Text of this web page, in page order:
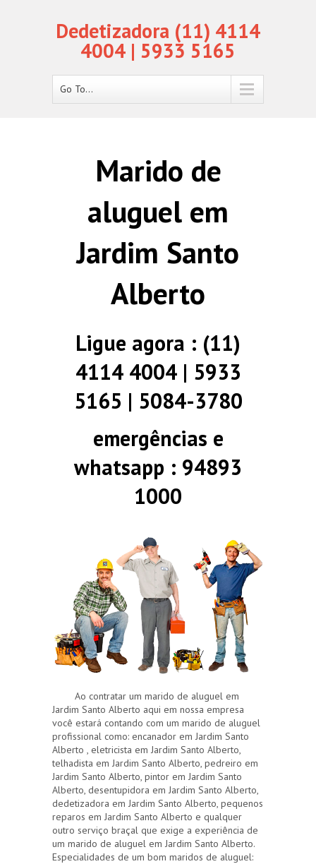
Dedetizadora (11) 4114
4004 | 5933 5165
Go To...
Marido de
aluguel em
Jardim Santo
Alberto
Ligue agora : (11)
4114 4004 | 5933
5165 | 5084-3780
emergências e
whatsapp : 94893
1000
Ao contratar um marido de aluguel em
Jardim Santo Alberto aqui em nossa empresa
você estará contando com um marido de aluguel
profissional como: encanador em Jardim Santo
Alberto , eletricista em Jardim Santo Alberto,
telhadista em Jardim Santo Alberto, pedreiro em
Jardim Santo Alberto, pintor em Jardim Santo
Alberto, desentupidora em Jardim Santo Alberto,
dedetizadora em Jardim Santo Alberto, pequenos
reparos em Jardim Santo Alberto e qualquer
outro serviço braçal que exige a experiência de
um marido de aluguel em Jardim Santo Alberto.
Especialidades de um bom maridos de aluguel: